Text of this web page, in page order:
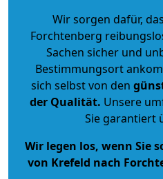
Wir sorgen dafür,
Forchtenberg
Sachen sicher und
Bestimmungsort
sich selbst von den
der Qualität. Unsere
Sie garantiert
Wir legen los, wenn Sie
von Krefeld nach